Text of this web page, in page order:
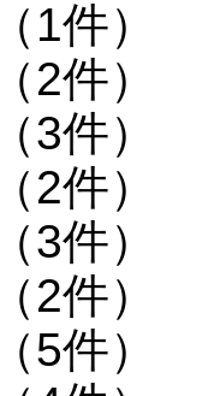
（1件）
（2件）
（3件）
（2件）
（3件）
（2件）
（5件）